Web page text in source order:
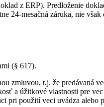
z ERP). Predloženie
24-mesačná záruka, nie
(§ 617).
zmluvou, t.j. že predávaná
a úžitkové vlastnosti pre
pri použití veci uvádza alebo